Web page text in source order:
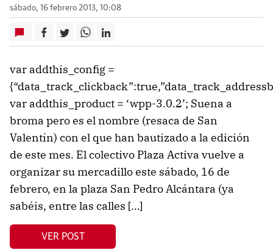
sábado, 16 febrero 2013, 10:08
var addthis_config =
var addthis_product = ‘wpp-3.0.2’; Suena a
broma pero es el nombre (resaca de San
Valentín) con el que han bautizado a la edición
de este mes. El colectivo Plaza Activa vuelve a
organizar su mercadillo este sábado, 16 de
febrero, en la plaza San Pedro Alcántara (ya
sabéis, entre las calles […]
VER POST